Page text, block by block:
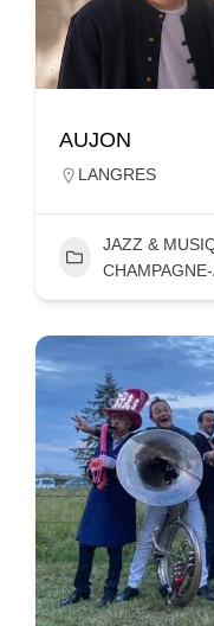
AUJON
LANGRES
JAZZ &